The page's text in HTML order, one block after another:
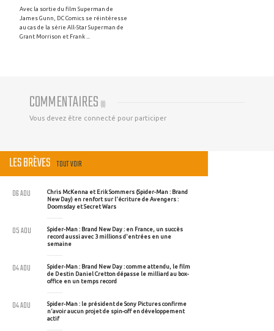
Avec la sortie du film Superman de
James Gunn, DC Comics se réintéresse
au cas de la série All-Star Superman de
Grant Morrison et Frank ...
COMMENTAIRES (0)
Vous devez être connecté pour participer
LES BRÈVES TOUT VOIR
Chris McKenna et Erik Sommers (Spider-Man : Brand
New Day) en renfort sur l'écriture de Avengers :
Doomsday et Secret Wars
06 AOU
Spider-Man : Brand New Day : en France, un succès
record aussi avec 3 millions d'entrées en une
semaine
05 AOU
Spider-Man : Brand New Day : comme attendu, le film
de Destin Daniel Cretton dépasse le milliard au box-
office en un temps record
04 AOU
Spider-Man : le président de Sony Pictures confirme
n'avoir aucun projet de spin-off en développement
actif
04 AOU